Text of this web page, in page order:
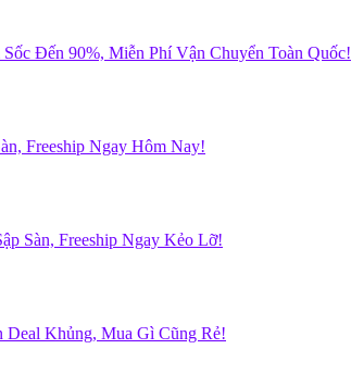
Đến 90%, Miễn Phí Vận Chuyển Toàn Quốc!
Freeship Ngay Hôm Nay!
Sàn, Freeship Ngay Kẻo Lỡ!
Khủng, Mua Gì Cũng Rẻ!